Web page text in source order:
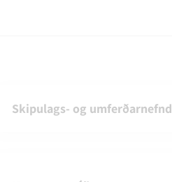
Skipulags- og umferðarnefnd